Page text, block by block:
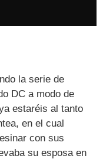
la serie de
DC a modo de
estaréis al tanto
en el cual
con sus
su esposa en